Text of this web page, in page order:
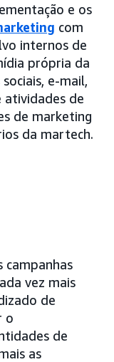
e os
com
internos de
própria da
e-mail,
atividades de
de marketing
da martech.
campanhas
vez mais
de
o
de
as